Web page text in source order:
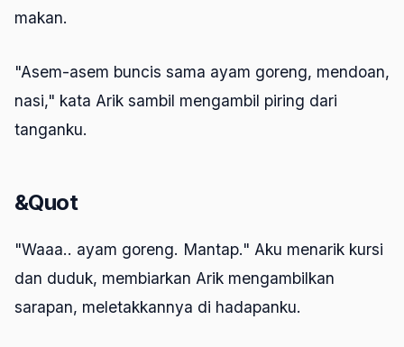
makan.
"Asem-asem buncis sama ayam goreng, mendoan,
nasi," kata Arik sambil mengambil piring dari
tanganku.
&Quot
"Waaa.. ayam goreng. Mantap." Aku menarik kursi
dan duduk, membiarkan Arik mengambilkan
sarapan, meletakkannya di hadapanku.